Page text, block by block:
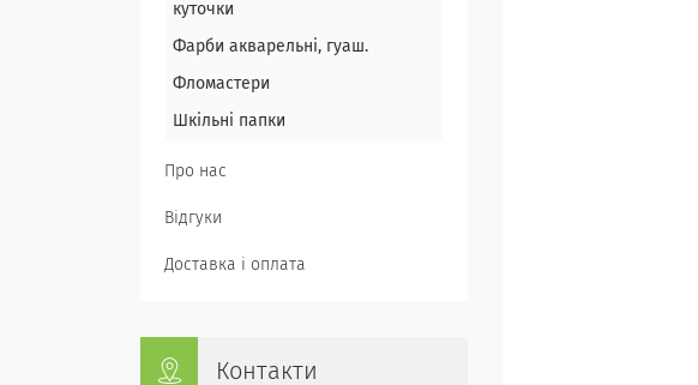
куточки
Фарби акварельні, гуаш.
Фломастери
Шкільні папки
Про нас
Відгуки
Доставка і оплата
Контакти